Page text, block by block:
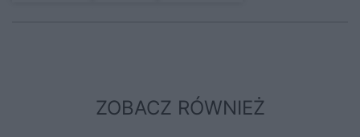
ZOBACZ RÓWNIEŻ